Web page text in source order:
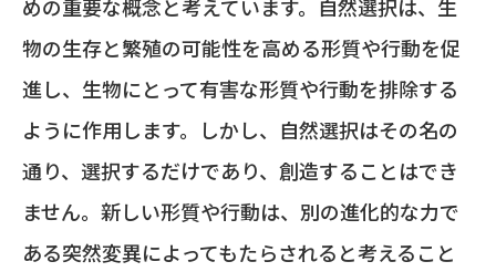
めの重要な概念と考えています。自然選択は、生
物の生存と繁殖の可能性を高める形質や行動を促
進し、生物にとって有害な形質や行動を排除する
ように作用します。しかし、自然選択はその名の
通り、選択するだけであり、創造することはでき
ません。新しい形質や行動は、別の進化的な力で
ある突然変異によってもたらされると考えること